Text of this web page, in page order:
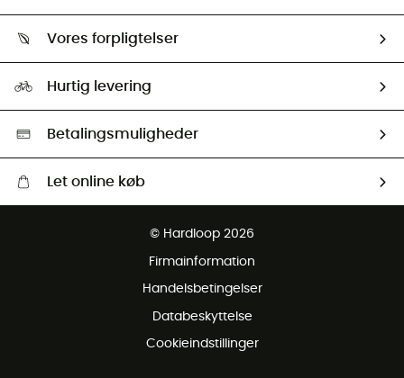
Returnering & Tilbagebetaling
Our ambassadors
Vores forpligtelser
HardGreen Udvalg
Hurtig levering
Betalingsmuligheder
Let online køb
© Hardloop 2026
Firmainformation
Handelsbetingelser
Databeskyttelse
Cookieindstillinger